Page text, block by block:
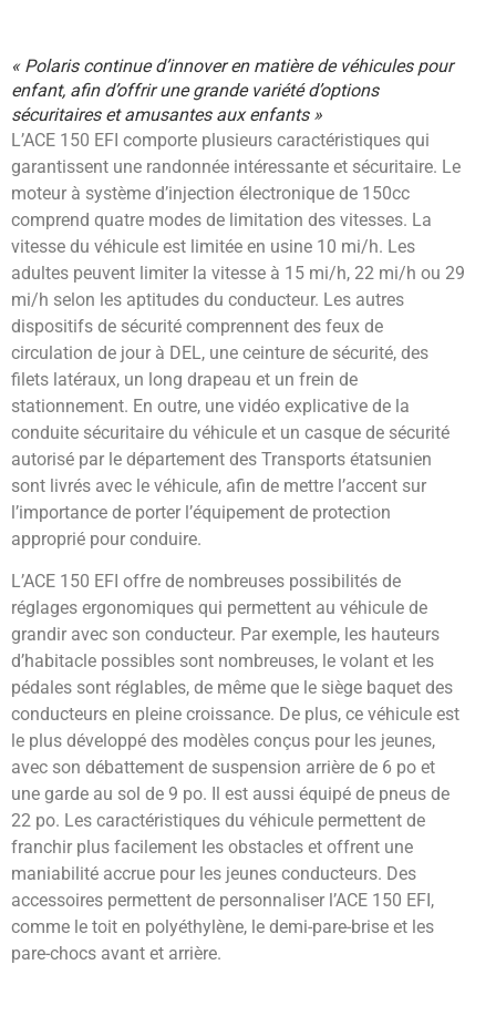
« Polaris continue d’innover en matière de véhicules pour
enfant, afin d’offrir une grande variété d’options
sécuritaires et amusantes aux enfants »
L’ACE 150 EFI comporte plusieurs caractéristiques qui
garantissent une randonnée intéressante et sécuritaire. Le
moteur à système d’injection électronique de 150cc
comprend quatre modes de limitation des vitesses. La
vitesse du véhicule est limitée en usine 10 mi/h. Les
adultes peuvent limiter la vitesse à 15 mi/h, 22 mi/h ou 29
mi/h selon les aptitudes du conducteur. Les autres
dispositifs de sécurité comprennent des feux de
circulation de jour à DEL, une ceinture de sécurité, des
filets latéraux, un long drapeau et un frein de
stationnement. En outre, une vidéo explicative de la
conduite sécuritaire du véhicule et un casque de sécurité
autorisé par le département des Transports étatsunien
sont livrés avec le véhicule, afin de mettre l’accent sur
l’importance de porter l’équipement de protection
approprié pour conduire.
L’ACE 150 EFI offre de nombreuses possibilités de
réglages ergonomiques qui permettent au véhicule de
grandir avec son conducteur. Par exemple, les hauteurs
d’habitacle possibles sont nombreuses, le volant et les
pédales sont réglables, de même que le siège baquet des
conducteurs en pleine croissance. De plus, ce véhicule est
le plus développé des modèles conçus pour les jeunes,
avec son débattement de suspension arrière de 6 po et
une garde au sol de 9 po. Il est aussi équipé de pneus de
22 po. Les caractéristiques du véhicule permettent de
franchir plus facilement les obstacles et offrent une
maniabilité accrue pour les jeunes conducteurs. Des
accessoires permettent de personnaliser l’ACE 150 EFI,
comme le toit en polyéthylène, le demi-pare-brise et les
pare-chocs avant et arrière.